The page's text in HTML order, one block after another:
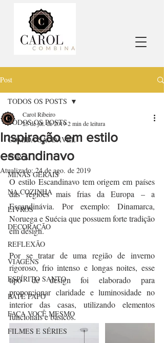
Post
TODOS OS POSTS
COMIDA SAUDÁVEL
POR AÍ
MINAS GERAIS
NA COZINHA
LIVROS
DECORAÇÃO
REFLEXÃO
VIAGENS
ESPÍRITO SANTO
BATE PAPO
FAÇA VOCÊ MESMO
FILMES E SÉRIES
TODOS OS POSTS
Inspiração em estilo
escandinavo
Carol Ribeiro
25 de jul. de 20192 min de leitura
Atualizado:24 de ago. de 2019
O estilo Escandinavo tem origem em países
das regiões mais frias da Europa – a
Escandinávia. Por exemplo: Dinamarca,
Noruega e Suécia que possuem forte tradição
em design.
Por se tratar de uma região de inverno
rigoroso, frio intenso e longas noites, esse
tipo de design foi elaborado para
proporcionar claridade e luminosidade no
interior das casas, utilizando elementos
funcionais e básicos.